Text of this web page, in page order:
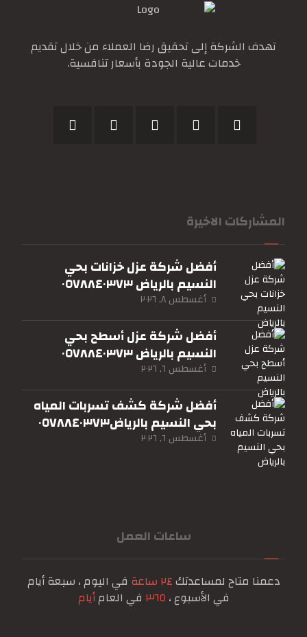
تهدف الشركة إلى تحقيق رضا العملاء من خلال تقديم
خدمات عالية الجودة بأسعار تنافسية.
المشاركات الاخيرة
أفضل شركة عزل خزانات بحي
النسيم بالرياض ٠٥٧٨٨٤٠٣٧٣
أغسطس ٨, ٢٠٢٦
أفضل شركة عزل أسطح بحي
النسيم بالرياض ٠٥٧٨٨٤٠٣٧٣
أغسطس ٦, ٢٠٢٦
أفضل شركة كشف تسربات المياه
بحي النسيم بالرياض٠٥٧٨٨٤٠٣٧٣
أغسطس ٦, ٢٠٢٦
ساعات العمل
دعمنا متاح لمساعدتك٢٤ ساعة
في اليوم ، سبعة أيام
في الأسبوع ، ٣٦٥ في العامأيام